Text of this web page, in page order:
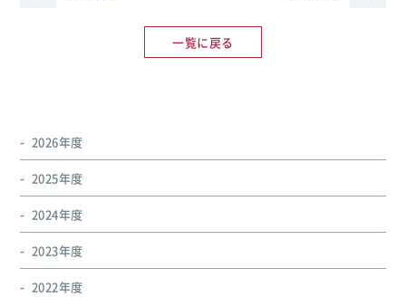
一覧に戻る
2026年度
2025年度
2024年度
2023年度
2022年度